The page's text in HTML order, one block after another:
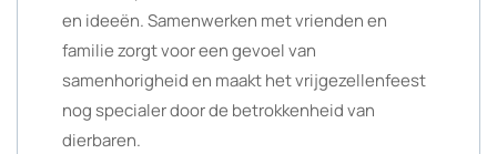
en ideeën. Samenwerken met vrienden en
familie zorgt voor een gevoel van
samenhorigheid en maakt het vrijgezellenfeest
nog specialer door de betrokkenheid van
dierbaren.